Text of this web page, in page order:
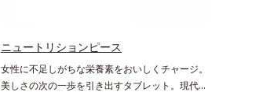
ニュートリションピース
女性に不足しがちな栄養素をおいしくチャージ。
美しさの次の一歩を引き出すタブレット。現代女